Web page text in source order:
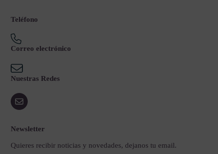
Teléfono
Correo electrónico
Nuestras Redes
Newsletter
Quieres recibir noticias y novedades, dejanos tu email.